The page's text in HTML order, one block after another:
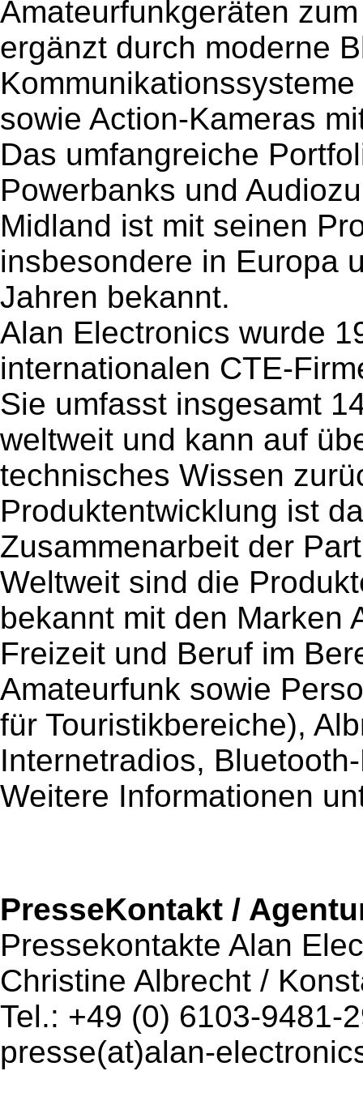
Amateurfunkgeräten
ergänzt durch moderne
sowie Action-Kameras
Das umfangreiche
Powerbanks und
Midland ist mit seinen
insbesondere in Europa
Jahren bekannt.
Alan Electronics wurde
internationalen CTE-
Sie umfasst insgesamt
weltweit und kann auf
technisches Wissen
Produktentwicklung ist
Zusammenarbeit der
Weltweit sind die
bekannt mit den Marken
Freizeit und Beruf im
Amateurfunk sowie
für Touristikbereiche),
Internetradios,
Weitere Informationen
PresseKontakt /
Pressekontakte Alan
Christine Albrecht /
Tel.: +49 (0) 6103-9481-
presse(at)alan-